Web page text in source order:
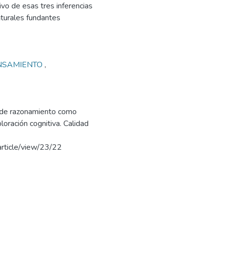
de esas tres inferencias
fundantes
,
razonamiento como
cognitiva. Calidad
view/23/22